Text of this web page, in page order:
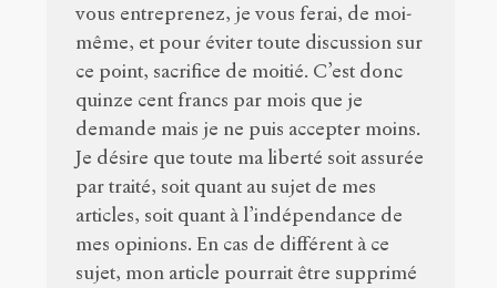
vous entreprenez, je vous ferai, de moi-
même, et pour éviter toute discussion sur
ce point, sacrifice de moitié. C’est donc
quinze cent francs par mois que je
demande mais je ne puis accepter moins.
Je désire que toute ma liberté soit assurée
par traité, soit quant au sujet de mes
articles, soit quant à l’indépendance de
mes opinions. En cas de différent à ce
sujet, mon article pourrait être supprimé